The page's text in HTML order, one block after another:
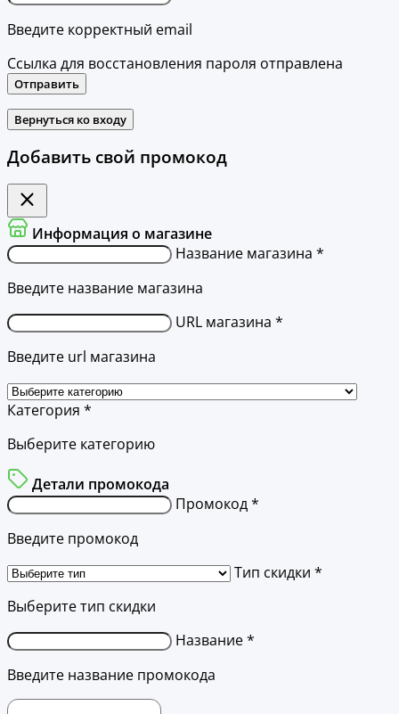
Введите корректный email
Ссылка для восстановления пароля отправлена
Отправить
Вернуться ко входу
Добавить свой промокод
Информация о магазине
Название магазина *
Введите название магазина
URL магазина *
Введите url магазина
Категория *
Выберите категорию
Детали промокода
Промокод *
Введите промокод
Тип скидки *
Выберите тип скидки
Название *
Введите название промокода